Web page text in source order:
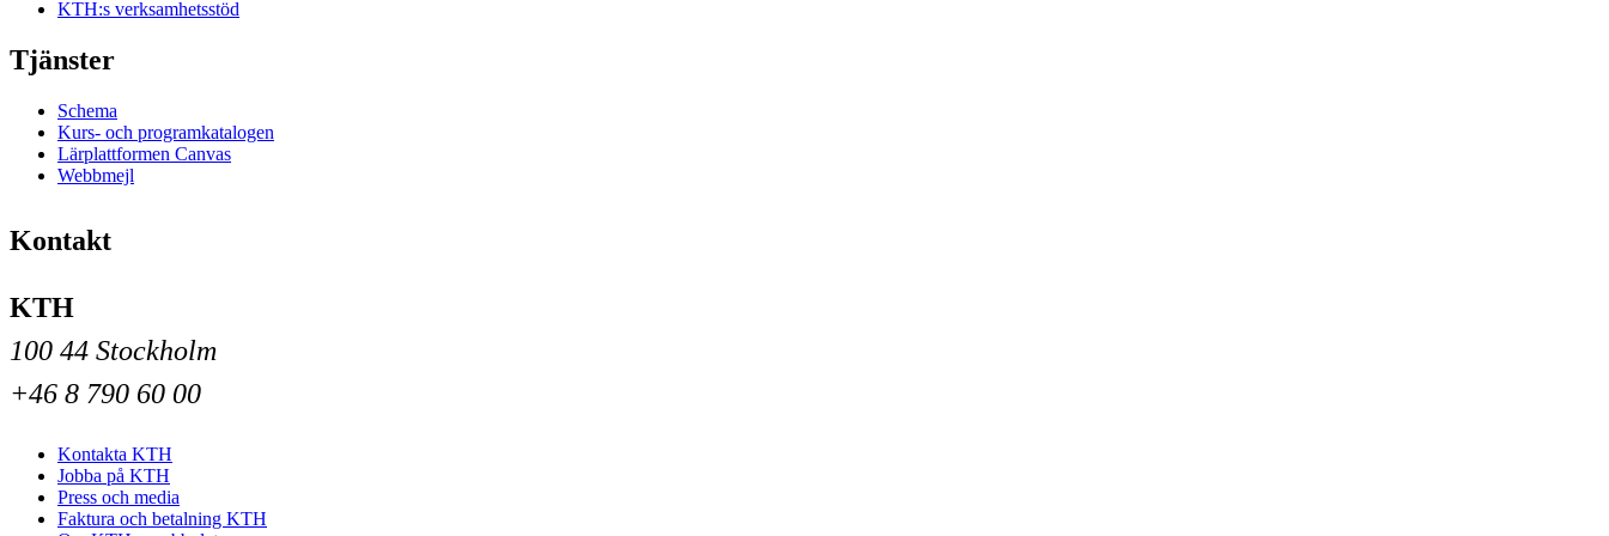
KTH:s verksamhetsstöd
Tjänster
Schema
Kurs- och programkatalogen
Lärplattformen Canvas
Webbmejl
Kontakt
KTH
100 44 Stockholm
+46 8 790 60 00
Kontakta KTH
Jobba på KTH
Press och media
Faktura och betalning KTH